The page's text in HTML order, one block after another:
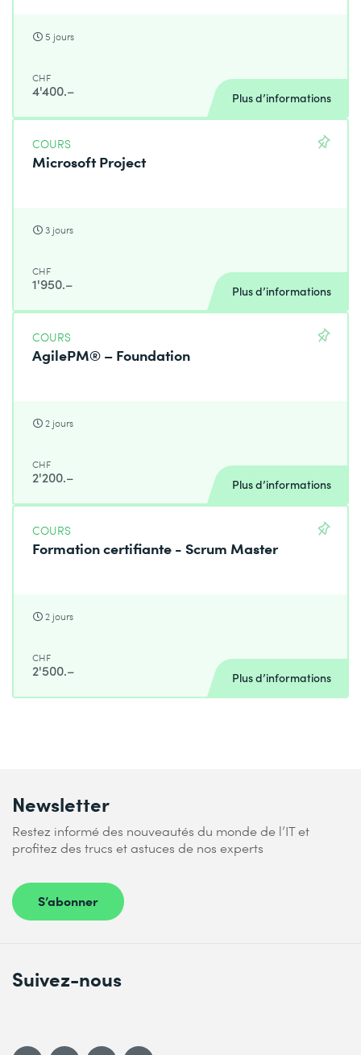
5 jours
CHF
4'400.– Plus d’informations
COURS
Microsoft Project
3 jours
CHF
1'950.– Plus d’informations
COURS
AgilePM® – Foundation
2 jours
CHF
2'200.– Plus d’informations
COURS
Formation certifiante - Scrum Master
2 jours
CHF
2'500.– Plus d’informations
Newsletter
Restez informé des nouveautés du monde de l’IT et
profitez des trucs et astuces de nos experts
S’abonner
Suivez-nous